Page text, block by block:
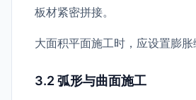
板材紧密拼接。
大面积平面施工时，应设置膨
3.2 弧形与曲面施工